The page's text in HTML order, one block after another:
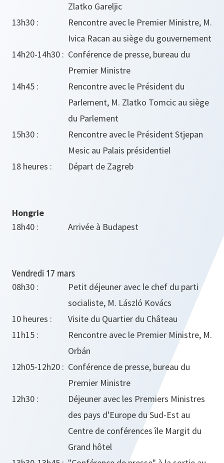
Zlatko Gareljic
13h30 :
Rencontre avec le Premier Ministre, M.
Ivica Racan au siège du gouvernement
14h20-14h30 : Conférence de presse, bureau du
Premier Ministre
14h45 :
Rencontre avec le Président du
Parlement, M. Zlatko Tomcic au siège
du Parlement
15h30 :
Rencontre avec le Président Stjepan
Mesic au Palais présidentiel
18 heures :
Départ de Zagreb
Hongrie
18h40 :
Arrivée à Budapest
Vendredi 17 mars
08h30 :
Petit déjeuner avec le chef du parti
socialiste, M. László Kovács
10 heures :
Visite du Quartier du Château
11h15 :
Rencontre avec le Premier Ministre, M.
Orbán
12h05-12h20 : Conférence de presse, bureau du
Premier Ministre
12h30 :
Déjeuner avec les Premiers Ministres
des pays d'Europe du Sud-Est au
Centre de conférences île Margit du
Grand hôtel